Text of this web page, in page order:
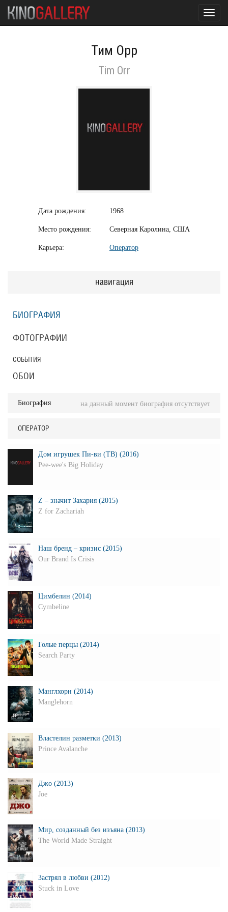
Тим Орр
Tim Orr
Дата рождения: 1968
Место рождения: Северная Каролина, США
Карьера: Оператор
навигация
БИОГРАФИЯ
ФОТОГРАФИИ
СОБЫТИЯ
ОБОИ
Биография на данный момент биография отсутствует
ОПЕРАТОР
Дом игрушек Пи-ви (ТВ) (2016)
Pee-wee's Big Holiday
Z – значит Захария (2015)
Z for Zachariah
Наш бренд – кризис (2015)
Our Brand Is Crisis
Цимбелин (2014)
Cymbeline
Голые перцы (2014)
Search Party
Манглхорн (2014)
Manglehorn
Властелин разметки (2013)
Prince Avalanche
Джо (2013)
Joe
Мир, созданный без изъяна (2013)
The World Made Straight
Застрял в любви (2012)
Stuck in Love